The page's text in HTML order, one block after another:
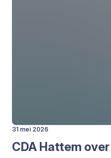
31 mei 2026
CDA Hat­tem